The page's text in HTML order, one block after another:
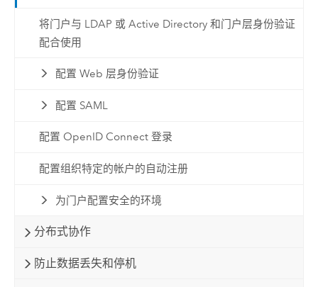
将门户与 LDAP 或 Active Directory 和门户层身份验证
配合使用
配置 Web 层身份验证
配置 SAML
配置 OpenID Connect 登录
配置组织特定的帐户的自动注册
为门户配置安全的环境
分布式协作
防止数据丢失和停机